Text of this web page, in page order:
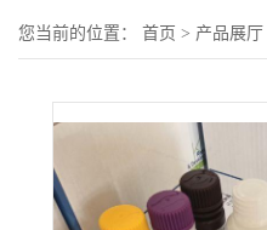
您当前的位置： 首页 > 产品展厅